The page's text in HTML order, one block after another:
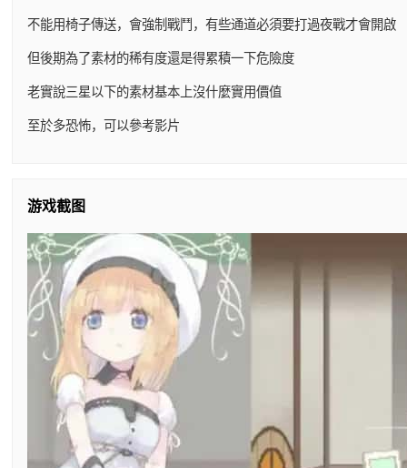
不能用椅子傳送，會強制戰鬥，有些通道必須要打過夜戰才會開啟
但後期為了素材的稀有度還是得累積一下危險度
老實說三星以下的素材基本上沒什麼實用價值
至於多恐怖，可以參考影片
游戏截图